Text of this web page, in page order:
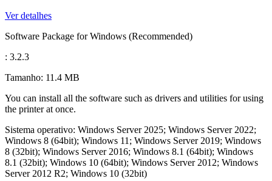
Ver detalhes
Software Package for Windows (Recommended)
: 3.2.3
Tamanho: 11.4 MB
You can install all the software such as drivers and utilities for using
the printer at once.
Sistema operativo: Windows Server 2025; Windows Server 2022;
Windows 8 (64bit); Windows 11; Windows Server 2019; Windows
8 (32bit); Windows Server 2016; Windows 8.1 (64bit); Windows
8.1 (32bit); Windows 10 (64bit); Windows Server 2012; Windows
Server 2012 R2; Windows 10 (32bit)